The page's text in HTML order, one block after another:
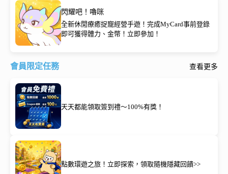
閃耀吧！嚕咪
全新休閒療癒捉寵經營手遊！完成MyCard事前登錄
即可獲得體力、金幣！立即參加！
會員限定任務 查看更多
天天都能領取簽到禮～100%有獎！
點數環遊之旅！立即探索，領取隨機隱藏回饋>>